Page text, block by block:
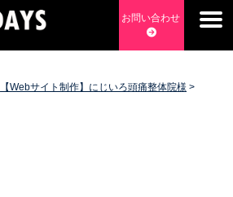
げ・Webマーケティング・SEO・ホー
・アプリ開発・コーチング チョッピ
お問い合わせ
【Webサイト制作】にじいろ頭痛整体院様 >